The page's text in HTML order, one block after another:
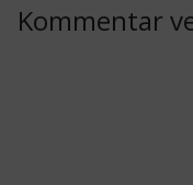
Kommentar